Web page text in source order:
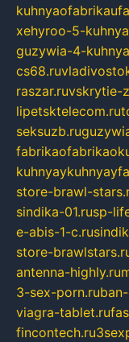
xehyroo-5-
guzywia-4-
cs68.ru
raszar.ruvskrytie-
lipetsktelecom.ru
seksuzb.ru
store-brawl-
sindika-01.rusp-
e-abis-1-c.ru
store-
antenna-highly.ru
3-sex-porn.ru
viagra-tablet.ru
fincontech.ru